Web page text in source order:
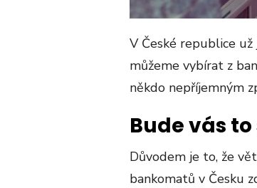
V České republice
můžeme vybírat z
někdo nepříjemným
Bude vás
Důvodem je to, že
bankomatů v Česku